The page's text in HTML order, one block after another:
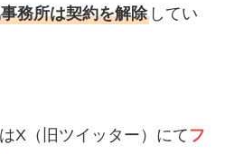
務所は契約を解除してい
X（旧ツイッター）にて フ